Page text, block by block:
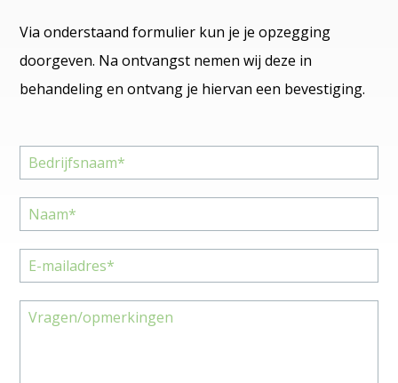
Via onderstaand formulier kun je je opzegging
doorgeven. Na ontvangst nemen wij deze in
behandeling en ontvang je hiervan een bevestiging.